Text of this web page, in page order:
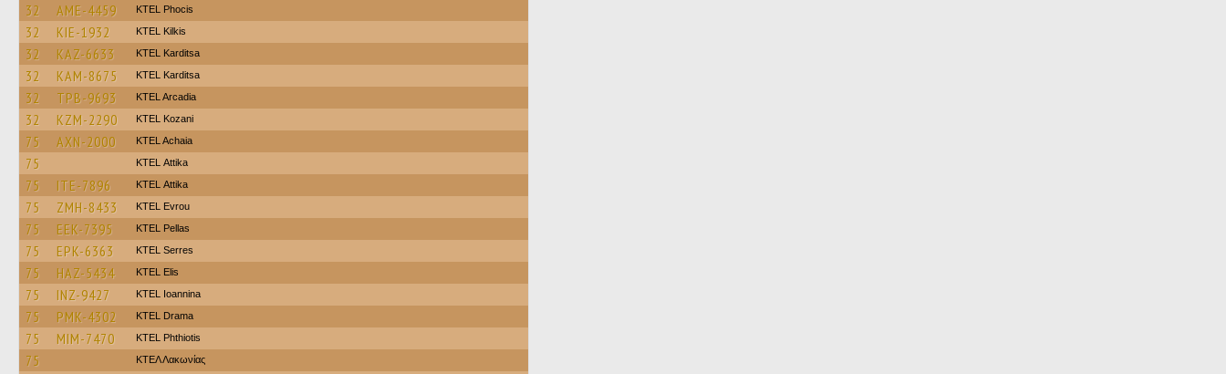
32 AME-4459 ΚΤΕL Phocis
32 KIE-1932 KTEL Kilkis
32 KAZ-6633 ΚΤΕL Karditsa
32 KAM-8675 ΚΤΕL Karditsa
32 TPB-9693 KTEL Arcadia
32 KZM-2290 ΚΤΕL Kozani
75 AXN-2000 KTEL Achaia
75 KΤΕL Αttika
75 ITE-7896 KΤΕL Αttika
75 ZMH-8433 KTEL Evrou
75 EEK-7395 KTEL Pellas
75 EPK-6363 KTEL Serres
75 HAZ-5434 KTEL Elis
75 INZ-9427 KTEL Ioannina
75 PMK-4302 KTEL Drama
75 MIM-7470 ΚΤΕL Phthiotis
75 ΚΤΕΛ Λακωνίας